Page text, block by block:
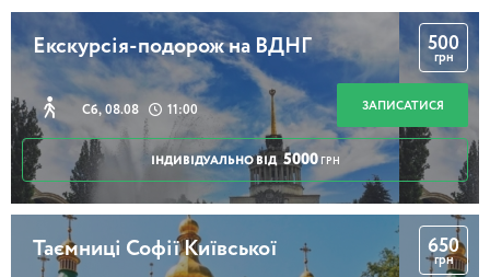
Екскурсія-подорож на ВДНГ
Сб, 08.08 11:00
500
грн
ЗАПИСАТИСЯ
ІНДИВІДУАЛЬНО ВІД 5000 ГРН
Таємниці Софії Київської 650
грн